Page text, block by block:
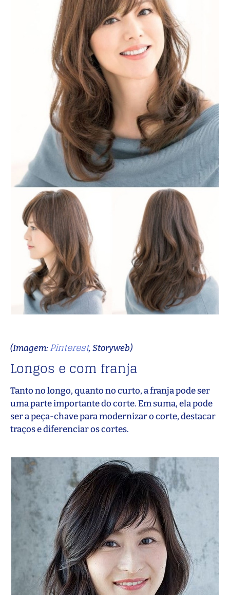
(Imagem:Pinterest, Storyweb)
Longos e com franja
Tanto no longo, quanto no curto, a franja pode ser
uma parte importante do corte. Em suma, ela pode
ser a peça-chave para modernizar o corte, destacar
traços e diferenciar os cortes.